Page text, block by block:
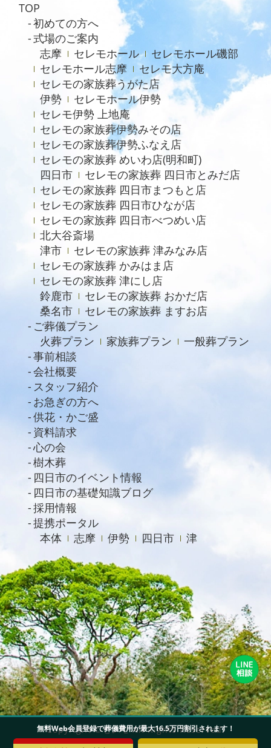
無料Web会員登録で葬儀費用が最大16.5万円割引されます！
TOP
初めての方へ
式場のご案内
志摩
セレモホール
セレモホール磯部
セレモホール志摩
セレモ大方庵
セレモの家族葬うがた店
伊勢
セレモホール伊勢
セレモ伊勢 上地庵
セレモの家族葬伊勢みその店
セレモの家族葬伊勢ふなえ店
セレモの家族葬 めいわ店(明和町)
四日市
セレモの家族葬 四日市とみだ店
セレモの家族葬 四日市まつもと店
セレモの家族葬 四日市ひなが店
セレモの家族葬 四日市べつめい店
北大谷斎場
津市
セレモの家族葬 津みなみ店
セレモの家族葬 かみはま店
セレモの家族葬 津にし店
鈴鹿市
セレモの家族葬 おかだ店
桑名市
セレモの家族葬 ますお店
ご葬儀プラン
火葬プラン
家族葬プラン
一般葬プラン
事前相談
会社概要
スタッフ紹介
お急ぎの方へ
供花・かご盛
資料請求
心の会
樹木葬
四日市のイベント情報
四日市の基礎知識ブログ
採用情報
提携ポータル
本体
志摩 伊勢 四日市 津
Copyright ©セレモ All Rights Reserved.